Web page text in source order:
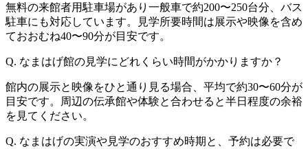
無料の来館者用駐車場があり一般車で約200〜250台分、バス
駐車にも対応しています。見学所要時間は展示や映像を含め
ておおむね40〜90分が目安です。
Q. なまはげ館の見学にどれくらい時間がかかりますか？
館内の展示と映像をひと通り見る場合、平均で約30〜60分が
目安です。周辺の伝承館や体験と合わせると半日程度の余裕
を見てください。
Q. なまはげの実演や見学のおすすめ時期と、予約は必要で